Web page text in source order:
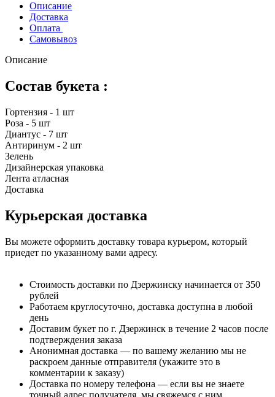
Описание
Доставка
Оплата
Самовывоз
Описание
Состав букета :
Гортензия - 1 шт
Роза - 5 шт
Диантус - 7 шт
Антиринум - 2 шт
Зелень
Дизайнерская упаковка
Лента атласная
Доставка
Курьерская доставка
Вы можете оформить доставку товара курьером, который
приедет по указанному вами адресу.
Стоимость доставки по Дзержинску начинается от 350
рублей
Работаем круглосуточно, доставка доступна в любой
день
Доставим букет по г. Дзержинск в течение 2 часов после
подтверждения заказа
Анонимная доставка — по вашему желанию мы не
раскроем данные отправителя (укажите это в
комментарии к заказу)
Доставка по номеру телефона — если вы не знаете
точный адрес получателя, мы свяжемся с ним